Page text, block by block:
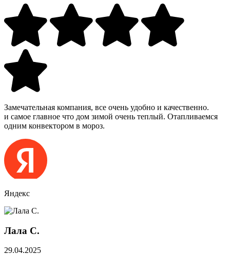
Замечательная компания, все очень удобно и качественно.
и самое главное что дом зимой очень теплый. Отапливаемся
одним конвектором в мороз.
Яндекс
Лала С.
29.04.2025